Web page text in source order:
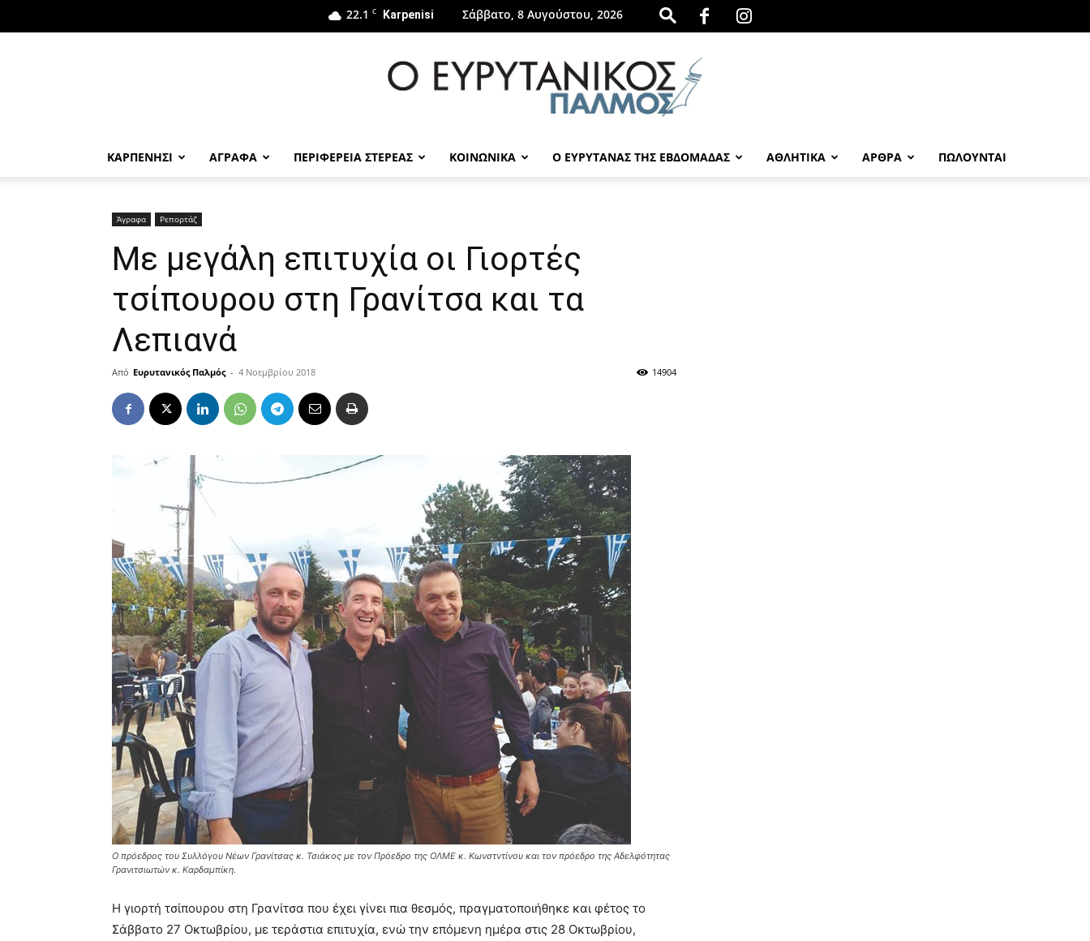
22.1 C Karpenisi Σάββατο, 8 Αυγούστου, 2026
ΚΑΡΠΕΝΗΣΙ ΑΓΡΑΦΑ ΠΕΡΙΦΕΡΕΙΑ ΣΤΕΡΕΑΣ ΚΟΙΝΩΝΙΚΑ Ο ΕΥΡΥΤΑΝΑΣ ΤΗΣ ΕΒΔΟΜΑΔΑΣ ΑΘΛΗΤΙΚΑ ΑΡΘΡΑ ΠΩΛΟΎΝΤΑΙ
Άγραφα Ρεπορτάζ
Με μεγάλη επιτυχία οι Γιορτές
τσίπουρου στη Γρανίτσα και τα
Λεπιανά
Από Ευρυτανικός Παλμός - 4 Νοεμβρίου 2018 14904
Ο πρόεδρος του Συλλόγου Νέων Γρανίτσας κ. Τσιάκος με τον Πρόεδρο της ΟΛΜΕ κ. Κωνστντίνου και τον πρόεδρο της Αδελφότητας
Γρανιτσιωτών κ. Καρδαμπίκη.
Η γιορτή τσίπουρου στη Γρανίτσα που έχει γίνει πια θεσμός, πραγματοποιήθηκε και φέτος το
Σάββατο 27 Οκτωβρίου, με τεράστια επιτυχία, ενώ την επόμενη ημέρα στις 28 Οκτωβρίου,